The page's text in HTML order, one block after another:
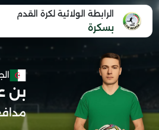
الرابطة الولائية لكرة القدم
بسكرة
بن